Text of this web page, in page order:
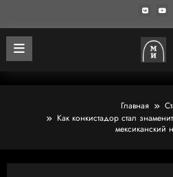
Главная
Как конкистадор стал
мексиканский